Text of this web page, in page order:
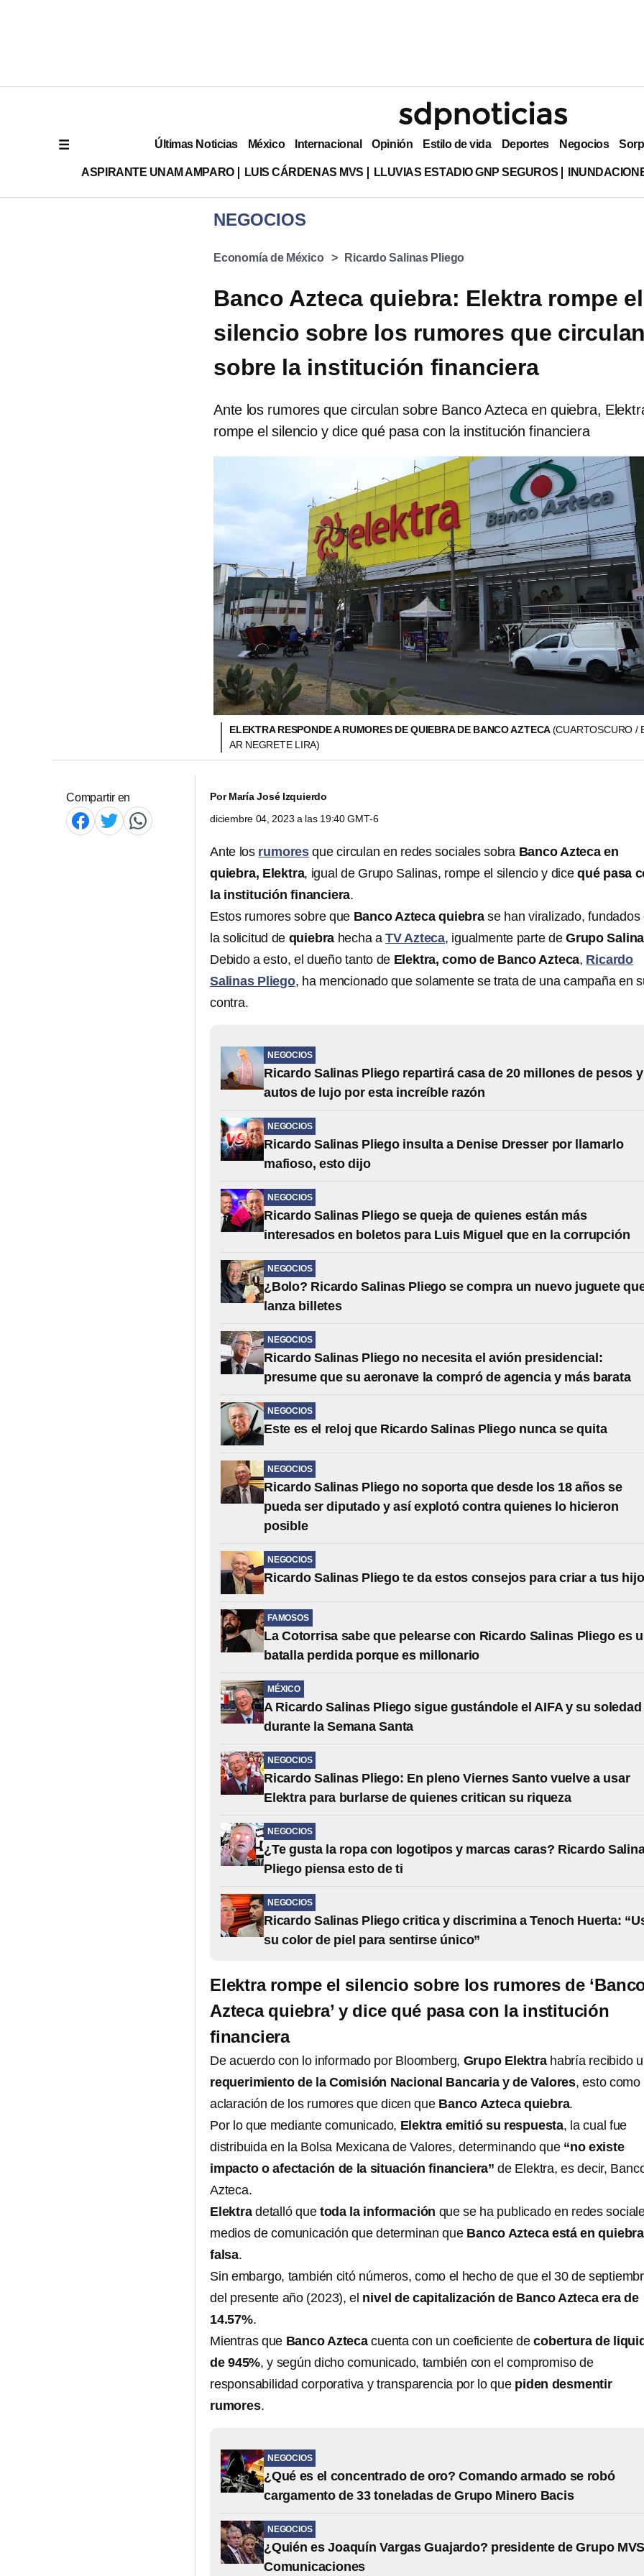
Últimas Noticias México Internacional Opinión Estilo de vida Deportes Negocios
ASPIRANTE UNAM AMPARO LUIS CÁRDENAS MVS LLUVIAS ESTADIO GNP SEGUROS
NEGOCIOS
Economía de México Ricardo Salinas Pliego
Banco Azteca quiebra: Elektra rompe el
silencio sobre los rumores que
sobre la institución financiera
Ante los rumores que circulan sobre Banco Azteca en quiebra,
rompe el silencio y dice qué pasa con la institución financiera
ELEKTRA RESPONDE A RUMORES DE QUIEBRA DE BANCO AZTECA(CUARTOSCURO /
AR NEGRETE LIRA)
Compartir en PorMaría José Izquierdo
diciembre 04, 2023 a las 19:40 GMT-6
Ante los rumores que circulan en redes sociales sobra Banco Azteca en
quiebra, Elektra, igual de Grupo Salinas, rompe el silencio y dicequé pasa
la institución financiera.
Estos rumores sobre que Banco Azteca quiebrase han viralizado, fundados
la solicitud de quiebra hecha aTV Azteca, igualmente parte deGrupo
Debido a esto, el dueño tanto de Elektra, como de Banco Azteca, Ricardo
Salinas Pliego, ha mencionado que solamente se trata de una campaña en
contra.
NEGOCIOS
Ricardo Salinas Pliego repartirá casa de 20 millones de pesos y
autos de lujo por esta increíble razón
NEGOCIOS
Ricardo Salinas Pliego insulta a Denise Dresser por llamarlo
mafioso, esto dijo
NEGOCIOS
Ricardo Salinas Pliego se queja de quienes están más
interesados en boletos para Luis Miguel que en la corrupción
NEGOCIOS
¿Bolo? Ricardo Salinas Pliego se compra un nuevo juguete
lanza billetes
NEGOCIOS
Ricardo Salinas Pliego no necesita el avión presidencial:
presume que su aeronave la compró de agencia y más barata
NEGOCIOS
Este es el reloj que Ricardo Salinas Pliego nunca se quita
NEGOCIOS
Ricardo Salinas Pliego no soporta que desde los 18 años se
pueda ser diputado y así explotó contra quienes lo hicieron
posible
NEGOCIOS
Ricardo Salinas Pliego te da estos consejos para criar a tus
FAMOSOS
La Cotorrisa sabe que pelearse con Ricardo Salinas Pliego es
batalla perdida porque es millonario
MÉXICO
A Ricardo Salinas Pliego sigue gustándole el AIFA y su soledad
durante la Semana Santa
NEGOCIOS
Ricardo Salinas Pliego: En pleno Viernes Santo vuelve a usar
Elektra para burlarse de quienes critican su riqueza
NEGOCIOS
¿Te gusta la ropa con logotipos y marcas caras? Ricardo
Pliego piensa esto de ti
NEGOCIOS
Ricardo Salinas Pliego critica y discrimina a Tenoch Huerta:
su color de piel para sentirse único”
Elektra rompe el silencio sobre los rumores de
Azteca quiebra’ y dice qué pasa con la institución
financiera
De acuerdo con lo informado por Bloomberg, Grupo Elektrahabría recibido
requerimiento de la Comisión Nacional Bancaria y de Valores, esto como
aclaración de los rumores que dicen que Banco Azteca quiebra.
Por lo que mediante comunicado, Elektra emitió su respuesta, la cual fue
distribuida en la Bolsa Mexicana de Valores, determinando que “no existe
impacto o afectación de la situación financiera” de Elektra, es decir,
Azteca.
Elektradetalló que toda la información que se ha publicado en redes
medios de comunicación que determinan queBanco Azteca está en
falsa.
Sin embargo, también citó números, como el hecho de que el 30 de
del presente año (2023), el nivel de capitalización de Banco Azteca era de
14.57%.
Mientras que Banco Aztecacuenta con un coeficiente decobertura de
de 945%, y según dicho comunicado, también con el compromiso de
responsabilidad corporativa y transparencia por lo que piden desmentir
rumores.
NEGOCIOS
¿Qué es el concentrado de oro? Comando armado se robó
cargamento de 33 toneladas de Grupo Minero Bacis
NEGOCIOS
¿Quién es Joaquín Vargas Guajardo? presidente de Grupo
Comunicaciones